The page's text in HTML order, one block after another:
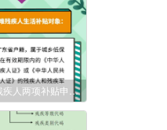
广东省残疾人两项补贴申领指引和资格认定操作指引